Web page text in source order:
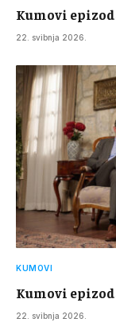
Kumovi
22. svibnja 2026.
KUMOVI
Kumovi
22. svibnja 2026.